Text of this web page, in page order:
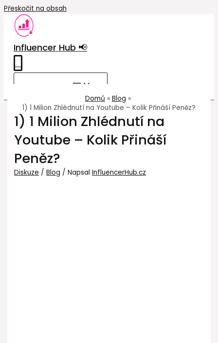
Přeskočit na obsah
Influencer Hub 📢
Domů
Blog
1) 1 Milion Zhlédnutí na Youtube – Kolik Přináší Peněz?
1) 1 Milion Zhlédnutí na
Youtube – Kolik Přináší
Peněz?
Diskuze /Blog / NapsalInfluencerHub.cz